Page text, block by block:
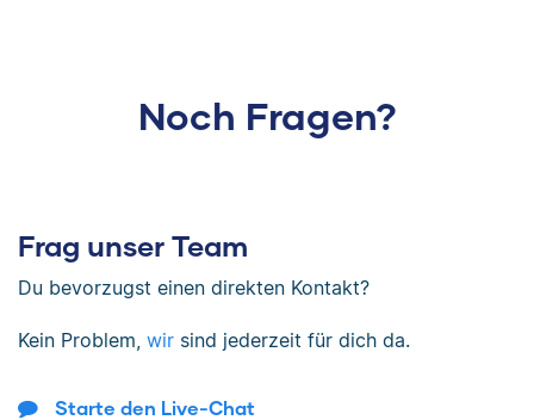
Noch Fragen?
Frag unser Team
Du bevorzugst einen direkten Kontakt?
Kein Problem, wir sind jederzeit für dich da.
Starte den Live-Chat